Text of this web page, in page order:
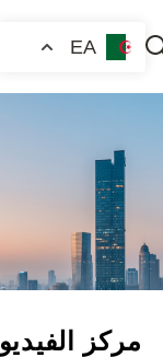
EA
مركز الفيديو